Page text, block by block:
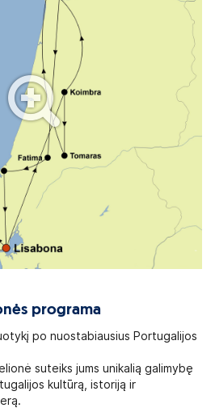
programa
po nuostabiausius Portugalijos
suteiks jums unikalią galimybę
kultūrą, istoriją ir